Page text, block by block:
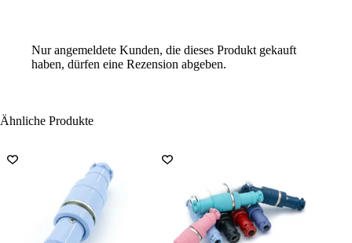
Nur angemeldete Kunden, die dieses Produkt gekauft
haben, dürfen eine Rezension abgeben.
Ähnliche Produkte